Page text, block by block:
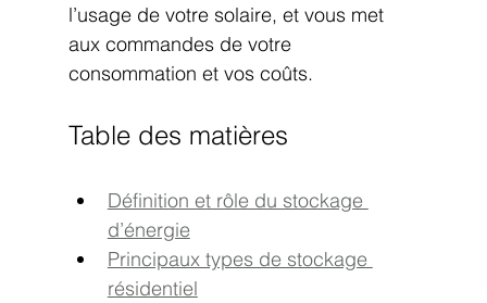
l’usage de votre solaire, et vous met
aux commandes de votre
consommation et vos coûts.
Table des matières
Définition et rôle du stockage
d’énergie
Principaux types de stockage
résidentiel